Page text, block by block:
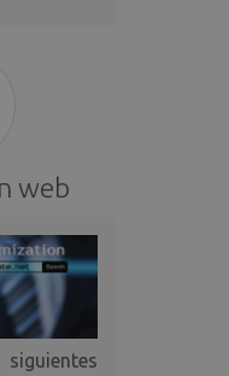
web